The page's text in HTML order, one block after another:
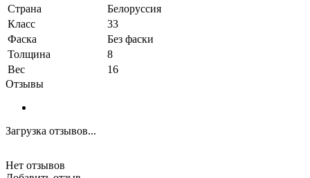
Страна
Белоруссия
Класс
33
Фаска
Без фаски
Толщина
8
Вес
16
Отзывы
Загрузка отзывов...
Нет отзывов